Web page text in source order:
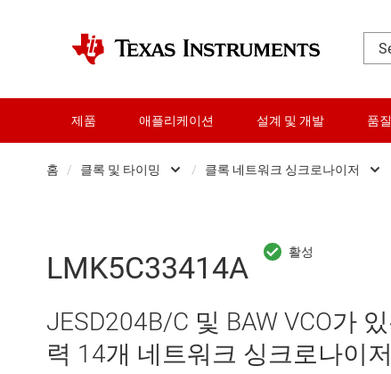
제품 애플리케이션 설계 및 개발 품
홈 / 클록 및 타이밍
데이터 컨버터
로직 및 전압 변환
/ 클록 네트워크 싱크로나이저
RTC(실시간 클록)
클록 네트워크 싱
클록 버퍼
LMK5C33414A
JESD204B/C 및 BAW VCO가
력 14개 네트워크 싱크로나이저